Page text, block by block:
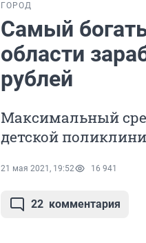
ГОРОД
Самый
области
рублей
Максимальный
детской
21 мая 2021, 19:52 16 941
22 комментария